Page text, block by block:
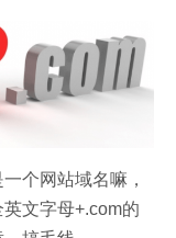
个网站域名嘛，
文字母+.com的